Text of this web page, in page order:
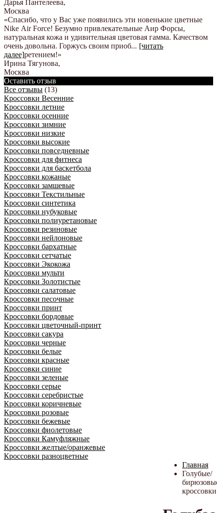
Дарья Пантелеева,
Москва
«Спасибо, что у Вас уже появились эти новенькие цветные
Nike Аir Force! Безумно привлекательные Аир Форсы,
натуральная кожа и удивительная цветовая гамма. Качеством
очень довольна. Горжусь своим приоб... [читать
далее]ретением!»
Ирина Тягунова,
Москва
Оставить отзыв
Все отзывы (13)
Кроссовки Весенние
Кроссовки летние
Кроссовки осенние
Кроссовки зимние
Кроссовки низкие
Кроссовки высокие
Кроссовки повседневные
Кроссовки для фитнеса
Кроссовки для баскетбола
Кроссовки кожаные
Кроссовки замшевые
Кроссовки Текстильные
Кроссовки синтетика
Кроссовки нубуковые
Кроссовки полиуретановые
Кроссовки резиновые
Кроссовки нейлоновые
Кроссовки бархатные
Кроссовки сетчатые
Кроссовки Экокожа
Кроссовки мульти
Кроссовки Золотистые
Кроссовки салатовые
Кроссовки песочные
Кроссовки принт
Кроссовки бордовые
Кроссовки цветочный-принт
Кроссовки сакура
Кроссовки черные
Кроссовки белые
Кроссовки красные
Кроссовки синие
Кроссовки зеленые
Кроссовки серые
Кроссовки серебристые
Кроссовки коричневые
Кроссовки розовые
Кроссовки бежевые
Кроссовки фиолетовые
Кроссовки Камуфляжные
Кроссовки желтые/оранжевые
Кроссовки разноцветные
Главная
Голубые/
кроссовки